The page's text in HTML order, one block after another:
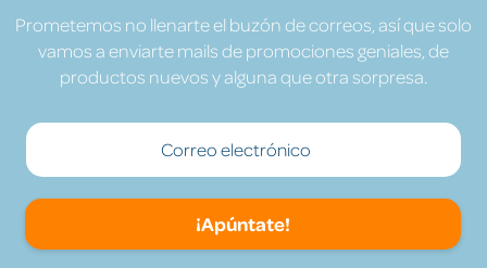
Prometemos no llenarte el buzón de correos, así que solo
vamos a enviarte mails de promociones geniales, de
productos nuevos y alguna que otra sorpresa.
¡Apúntate!